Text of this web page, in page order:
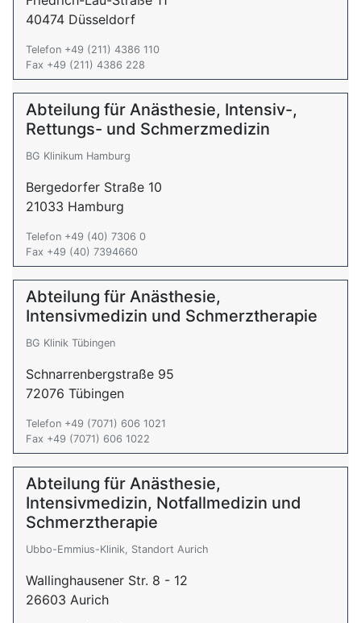
40474 Düsseldorf
Telefon +49 (211) 4386 110
Fax +49 (211) 4386 228
Abteilung für Anästhesie, Intensiv-,
Rettungs- und Schmerzmedizin
BG Klinikum Hamburg
Bergedorfer Straße 10
21033 Hamburg
Telefon +49 (40) 7306 0
Fax +49 (40) 7394660
Abteilung für Anästhesie,
Intensivmedizin und Schmerztherapie
BG Klinik Tübingen
Schnarrenbergstraße 95
72076 Tübingen
Telefon +49 (7071) 606 1021
Fax +49 (7071) 606 1022
Abteilung für Anästhesie,
Intensivmedizin, Notfallmedizin und
Schmerztherapie
Ubbo-Emmius-Klinik, Standort Aurich
Wallinghausener Str. 8 - 12
26603 Aurich